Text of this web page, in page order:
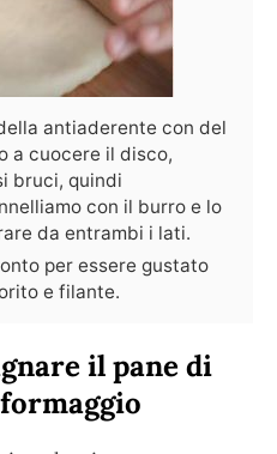
antiaderente con del
a cuocere il disco,
bruci, quindi
con il burro e lo
da entrambi i lati.
per essere gustato
e filante.
il pane di